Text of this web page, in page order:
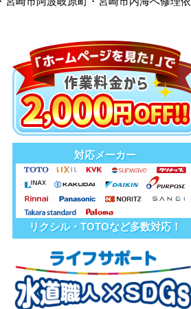
対応メーカー
リクシル・TOTOなど多数対応！